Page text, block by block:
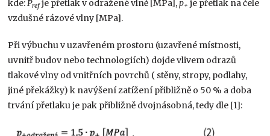
kde:Prefje přetlak v odražené vlně [MPa],p+ je přetlak na čele
vzdušné rázové vlny [MPa].
Při výbuchu v uzavřeném prostoru (uzavřené místnosti,
uvnitř budov nebo technologiích) dojde vlivem odrazů
tlakové vlny od vnitřních povrchů ( stěny, stropy, podlahy,
jiné překážky) k navýšení zatížení přibližně o 50 % a doba
trvání přetlaku je pak přibližně dvojnásobná, tedy dle [1]: